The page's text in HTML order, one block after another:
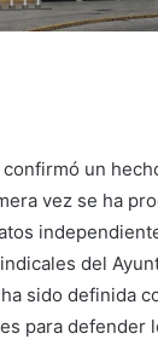
un
vez se ha
del
sido definida
para defender